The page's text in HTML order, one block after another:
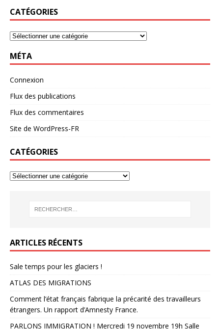
CATÉGORIES
MÉTA
Connexion
Flux des publications
Flux des commentaires
Site de WordPress-FR
CATÉGORIES
ARTICLES RÉCENTS
Sale temps pour les glaciers !
ATLAS DES MIGRATIONS
Comment l’état français fabrique la précarité des travailleurs
étrangers. Un rapport d’Amnesty France.
PARLONS IMMIGRATION ! Mercredi 19 novembre 19h Salle